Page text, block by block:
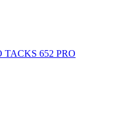
TACKS 652 PRO